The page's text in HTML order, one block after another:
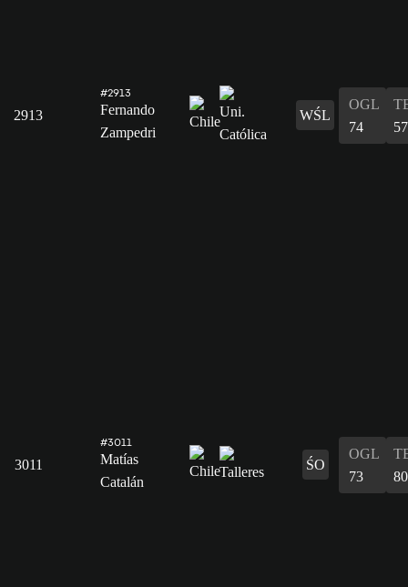
2913
#2913
Fernando
Zampedri
WŚL
OGL
74
57
3011
#3011
Matías
Catalán
ŚO
OGL
73
80